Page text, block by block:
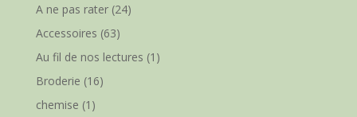
A ne pas rater(24)
Accessoires (63)
Au fil de nos lectures (1)
Broderie (16)
chemise (1)